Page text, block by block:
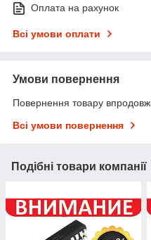
Оплата на рахунок
Всі умови оплати
Умови повернення
Повернення товару
Всі умови повернення
Подібні товари компанії